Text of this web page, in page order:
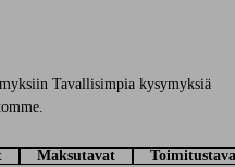
Tavallisimpia kysymyksiä
Maksutavat